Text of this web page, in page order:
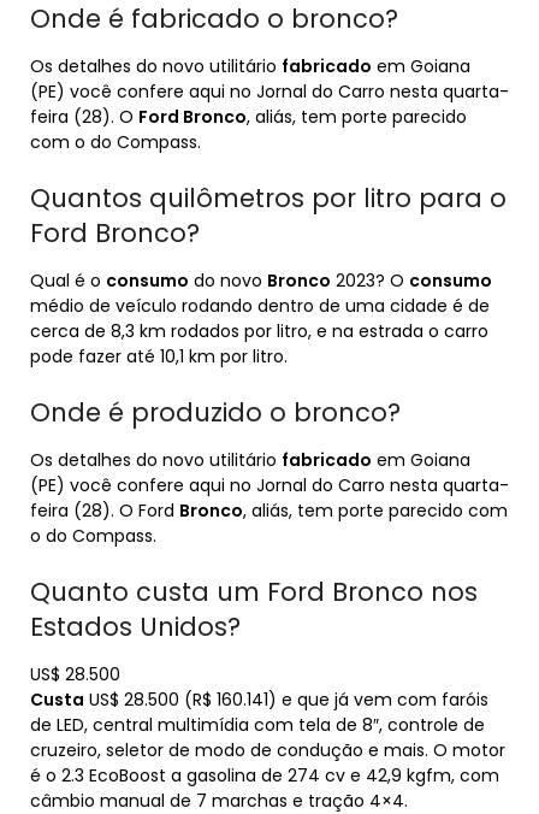
Onde é fabricado o bronco?
Os detalhes do novo utilitário fabricado em Goiana
(PE) você confere aqui no Jornal do Carro nesta quarta-
feira (28). O Ford Bronco, aliás, tem porte parecido
com o do Compass.
Quantos quilômetros por litro para o
Ford Bronco?
Qual é o consumo do novo Bronco 2023? O consumo
médio de veículo rodando dentro de uma cidade é de
cerca de 8,3 km rodados por litro, e na estrada o carro
pode fazer até 10,1 km por litro.
Onde é produzido o bronco?
Os detalhes do novo utilitário fabricado em Goiana
(PE) você confere aqui no Jornal do Carro nesta quarta-
feira (28). O Ford Bronco, aliás, tem porte parecido com
o do Compass.
Quanto custa um Ford Bronco nos
Estados Unidos?
US$ 28.500
Custa US$ 28.500 (R$ 160.141) e que já vem com faróis
de LED, central multimídia com tela de 8″, controle de
cruzeiro, seletor de modo de condução e mais. O motor
é o 2.3 EcoBoost a gasolina de 274 cv e 42,9 kgfm, com
câmbio manual de 7 marchas e tração 4×4.